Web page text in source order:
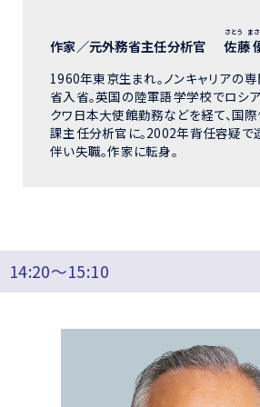
作家／元外務省主任分析官 佐藤
さとう ま
1960年東京生まれ。ノンキャリアの
省入省。英国の陸軍語学学校でロシ
クワ日本大使館勤務などを経て、国
課主任分析官に。2002年背任容疑で
伴い失職。作家に転身。
14:20～15:10